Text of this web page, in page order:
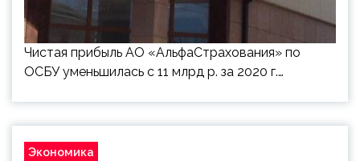
Чистая прибыль АО «АльфаСтрахования» по
ОСБУ уменьшилась с 11 млрд р. за 2020 г.…
Экономика